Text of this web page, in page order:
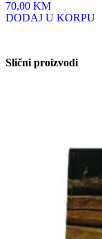
70,00 KM
DODAJ U KORPU
Slični proizvodi